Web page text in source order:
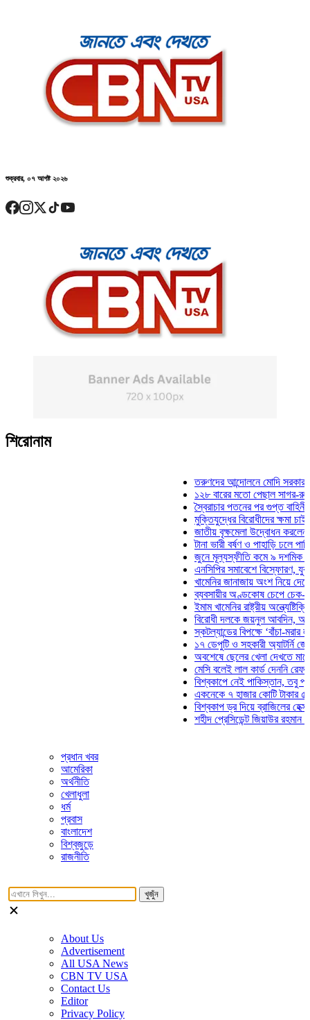
শুক্রবার, ০৭ আগষ্ট ২০২৬
শিরোনাম
তরুণদের আন্দোলনে মোদি সরকার দুর্বল
১২৮ বারের মতো পেছাল সাগর-রুনি
স্বৈরাচার পতনের পর গুপ্ত বাহিনীর
মুক্তিযুদ্ধের বিরোধীদের ক্ষমা চাইতে
জাতীয় বৃক্ষমেলা উদ্বোধন করলেন
টানা ভারী বর্ষণ ও পাহাড়ি ঢলে পানিবন্দি
জুনে মূল্যস্ফীতি কমে ৯ দশমিক ১৬
এনসিপির সমাবেশে বিস্ফোরণ, যুবলীগের
খামেনির জানাজায় অংশ নিয়ে দেশে
ব্যবসায়ীর অণ্ডকোষ চেপে চেক-
ইমাম খামেনির রাষ্ট্রীয়
বিরোধী দলকে জয়নুল আবদিন, আপনারা
স্কটল্যান্ডের বিপক্ষে ‘বাঁচা-মরার
১৭ ডেপুটি ও সহকারী অ্যাটর্নি
অবশেষে ছেলের খেলা দেখতে মাঠে
মেসি বলেই লাল কার্ড দেননি রেফারি!
বিশ্বকাপে নেই পাকিস্তান, তবু প্রতিটি
একনেকে ৭ হাজার কোটি টাকার ৫
বিশ্বকাপ ড্র দিয়ে ব্রাজিলের হেক্সা
শহীদ প্রেসিডেন্ট জিয়াউর রহমান
প্রধান খবর
আমেরিকা
অর্থনীতি
খেলাধুলা
ধর্ম
প্রবাস
বাংলাদেশ
বিশ্বজুড়ে
রাজনীতি
খুজুঁন
About Us
Advertisement
All USA News
CBN TV USA
Contact Us
Editor
Privacy Policy